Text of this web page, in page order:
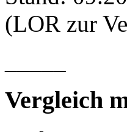
(LOR zur
Vergleich